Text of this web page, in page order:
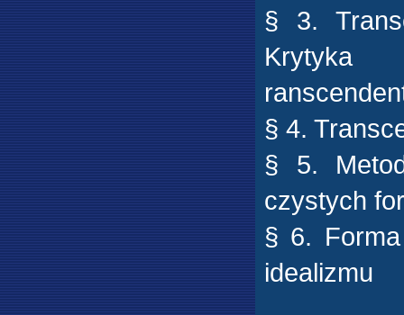
§ 3.
§ 4.
§ 5.
czystych
§ 6.
idealizmu